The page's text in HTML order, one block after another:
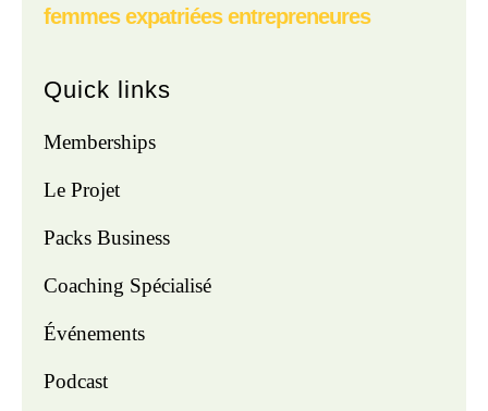
femmes expatriées entrepreneures
Quick links
Memberships
Le Projet
Packs Business
Coaching Spécialisé
Événements
Podcast